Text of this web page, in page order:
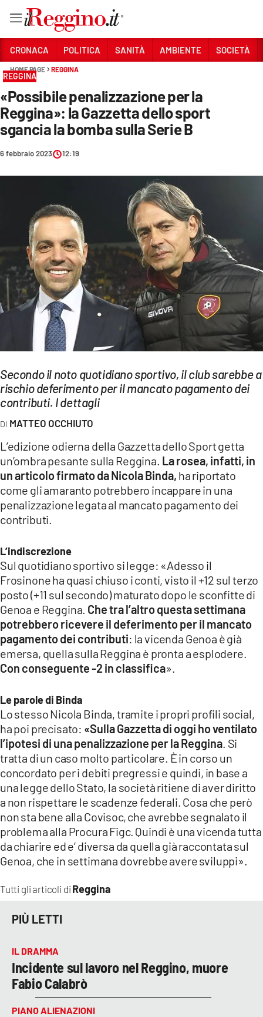
Sezioni
CRONACA
POLITICA
SANITÀ
AMBIENTE
CULTURA
ECONOMIA E LAVORO
EVENTI
SPORT
Streaming
LAC NETWORK
LAC ONAIR
LaC
Network
LACPLAY.IT
LACTV.IT
LACONAIR.IT
LACITYMAG.IT
ILREGGINO.IT
COSENZACHANNEL.IT
ILVIBONESE.IT
CATANZAROCHANNEL.IT
LACAPITALENEWS.IT
App
ANDROID
APPLE
CRONACA POLITICA SANITÀ AMBIENTE SOCIETÀ
HOME PAGE REGGINA
REGGINA
«Possibile penalizzazione per la
Reggina»: la Gazzetta dello sport
sgancia la bomba sulla Serie B
6 febbraio 2023 12:19
Secondo il noto quotidiano sportivo, il club sarebbe a
rischio deferimento per il mancato pagamento dei
contributi. I dettagli
MATTEO OCCHIUTO
Tutti gli articoli di Reggina
L’edizione odierna della Gazzetta dello Sport getta
un’ombra pesante sulla Reggina. La rosea, infatti, in
un articolo firmato da Nicola Binda, ha riportato
come gli amaranto potrebbero incappare in una
penalizzazione legata al mancato pagamento dei
contributi.
L’indiscrezione
Sul quotidiano sportivo si legge: «Adesso il
Frosinone ha quasi chiuso i conti, visto il +12 sul terzo
posto (+11 sul secondo) maturato dopo le sconfitte di
Genoa e Reggina. Che tra l’altro questa settimana
potrebbero ricevere il deferimento per il mancato
pagamento dei contributi: la vicenda Genoa è già
emersa, quella sulla Reggina è pronta a esplodere.
Con conseguente -2 in classifica».
Le parole di Binda
Lo stesso Nicola Binda, tramite i propri profili social,
ha poi precisato: «Sulla Gazzetta di oggi ho ventilato
l’ipotesi di una penalizzazione per la Reggina . Si
tratta di un caso molto particolare. È in corso un
concordato per i debiti pregressi e quindi, in base a
una legge dello Stato, la società ritiene di aver diritto
a non rispettare le scadenze federali. Cosa che però
non sta bene alla Covisoc, che avrebbe segnalato il
problema alla Procura Figc. Quindi è una vicenda tutta
da chiarire ed e’ diversa da quella già raccontata sul
Genoa, che in settimana dovrebbe avere sviluppi».
PIÙ LETTI
IL DRAMMA
Incidente sul lavoro nel Reggino, muore
Fabio Calabrò
PIANO ALIENAZIONI